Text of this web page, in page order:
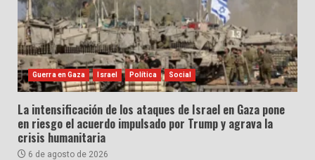
Guerra en Gaza Israel Política Social
La intensificación de los ataques de Israel en Gaza pone
en riesgo el acuerdo impulsado por Trump y agrava la
crisis humanitaria
6 de agosto de 2026